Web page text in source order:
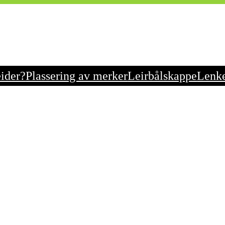
Plassering av merkerLeirbålskappe